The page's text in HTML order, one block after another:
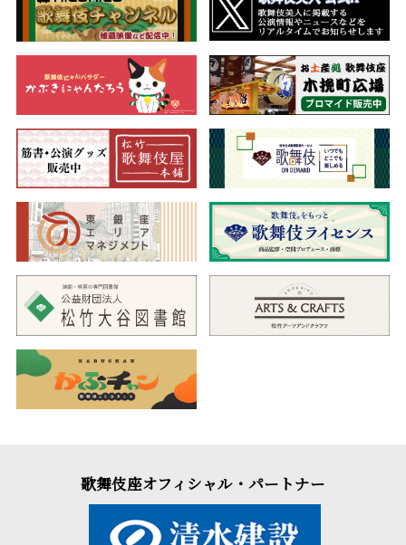
歌舞伎座オフィシャル・パートナー